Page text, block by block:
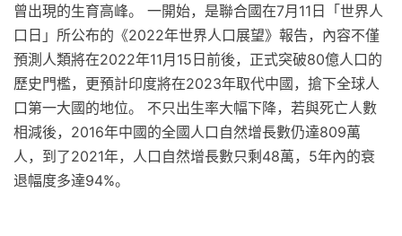
曾出現的生育高峰。 一開始，是聯合國在7月11日「世界人
口日」所公布的《2022年世界人口展望》報告，內容不僅
預測人類將在2022年11月15日前後，正式突破80億人口的
歷史門檻，更預計印度將在2023年取代中國，搶下全球人
口第一大國的地位。 不只出生率大幅下降，若與死亡人數
相減後，2016年中國的全國人口自然增長數仍達809萬
人，到了2021年，人口自然增長數只剩48萬，5年內的衰
退幅度多達94%。